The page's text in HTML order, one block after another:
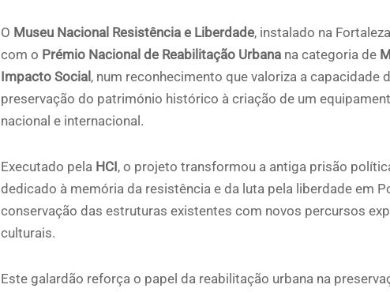
O Museu Nacional Resistência e Liberdade, instalado na
com o Prémio Nacional de Reabilitação Urbana na categoria de
Impacto Social , num reconhecimento que valoriza a capacidade
preservação do património histórico à criação de um
nacional e internacional.
Executado pela HCI, o projeto transformou a antiga prisão
dedicado à memória da resistência e da luta pela liberdade em
conservação das estruturas existentes com novos percursos
culturais.
Este galardão reforça o papel da reabilitação urbana na